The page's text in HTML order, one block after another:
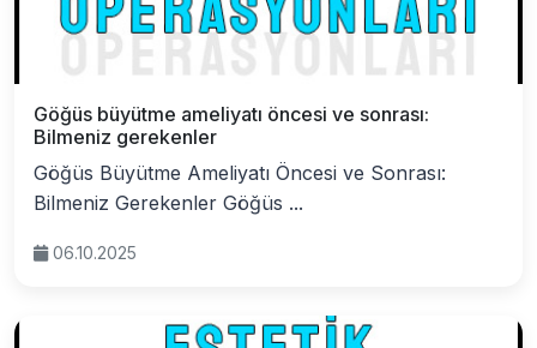
Göğüs büyütme ameliyatı öncesi ve sonrası:
Bilmeniz gerekenler
Göğüs Büyütme Ameliyatı Öncesi ve Sonrası:
Bilmeniz Gerekenler Göğüs ...
06.10.2025